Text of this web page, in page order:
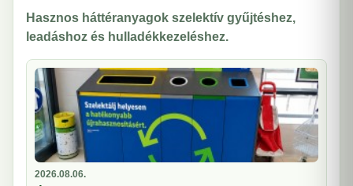
Hasznos háttéranyagok szelektív gyűjtéshez,
leadáshoz és hulladékkezeléshez.
2026.08.06.